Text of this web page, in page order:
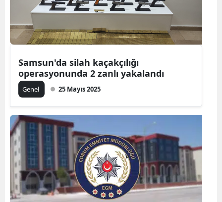
Bursa
Çanakkale
Çorum
Diyarbakır
Edirne
Elazığ
Erzincan
Samsun'da silah kaçakçılığı
operasyonunda 2 zanlı yakalandı
Genel 25 Mayıs 2025